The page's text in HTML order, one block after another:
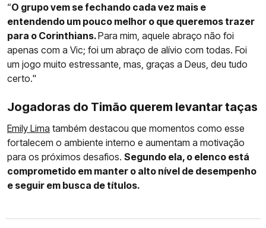
“O grupo vem se fechando cada vez mais e
entendendo um pouco melhor o que queremos trazer
para o Corinthians.Para mim, aquele abraço não foi
apenas com a Vic; foi um abraço de alívio com todas. Foi
um jogo muito estressante, mas, graças a Deus, deu tudo
certo."
Jogadoras do Timão querem levantar taças
Emily Lima também destacou que momentos como esse
fortalecem o ambiente interno e aumentam a motivação
para os próximos desafios. Segundo ela, o elenco está
comprometido em manter o alto nível de desempenho
e seguir em busca de títulos.